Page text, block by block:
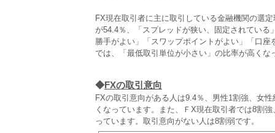
FX現在取引者に主に取引している金融機関の選
が54.4％、「スプレッドが狭い、固定されてい
勝手がよい」「スワップポイントがよい」「口
では、「最低取引単位が小さい」の比率が高くな
◆FXの取引意向
FXの取引意向がある人は9.4％、男性1割強、女
くなっています。また、ＦX現在取引者では8割
っています。取引意向がない人は8割弱です。